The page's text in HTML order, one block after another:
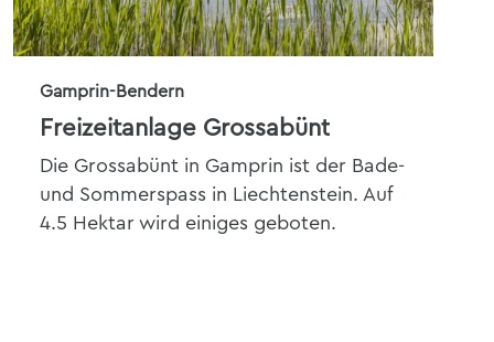
Gamprin-Bendern
Freizeitanlage Grossabünt
Die Grossabünt in Gamprin ist der Bade-
und Sommerspass in Liechtenstein. Auf
4.5 Hektar wird einiges geboten.